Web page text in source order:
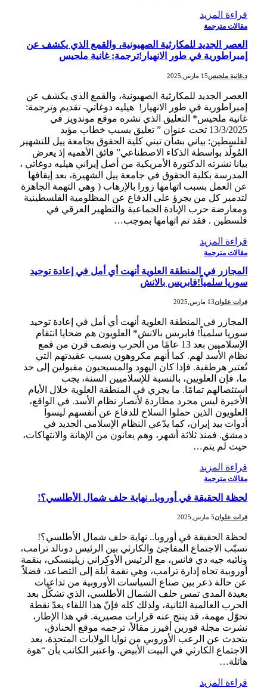
قراءة المزيد
مقالات مترجمة
العصر الجديد للمكارثية الصهيونية، والقمع الذي يكشف عن
إمبراطورية في طور الانهيار!ترجمة: غانية ملحيس
د.غانية ملحيس15 مارس,2025
العصر الجديد للمكارثية الصهيونية، والقمع الذي يكشف عن
إمبراطورية في طور الانهيار! هيليه دوغاتي- تقديم وترجمة:
غانية ملحيس* التعليق الذي نشره موقع موندويز في
13/3/2025 تحت عنوان ” تعليق بسبب خطاب مؤيد
لفلسطين: بياني بشأن تبني كلية الحقوق بجامعة ييل للتشهير
المُولّد بواسطة الذكاء الاصطناعي” فائق الأهميه إذ يعرض
بيانا نشرته الدكتورة الأمريكية من أصل إيراني هيليه دوغاتي ،
المدرسة بكلية الحقوق في جامعة ييل الشهيرة، بعد إيقافها
عن العمل بسبب اتهامها زورا بالإرهاب ( وهي التهمة الجاهزة
لتدمير كل من يجرؤ على الدفاع عن المظلومية الفلسطينية
ومعارضة حرب الإبادة الجماعية والتطهير العرقي في
فلسطين . فقد تم اتهامها بموجب…
قراءة المزيد
مقالات مترجمة
المجازر في المنطقة العلوية أنهت أي أمل في إعادة توحيد
سوريا سلمياً!فابريس بالانش
فرات علوان 13 مارس,2025
المجازر في المنطقة العلوية أنهت أي أمل في إعادة توحيد
سوريا سلمياً! فابريس بالانش* العلويون هم ضحايا انتقام
الإسلاميين بعد 13 عامًا من الحرب ونصف قرن من قمع
نظام الأسد لهم. كما أنهم مكروهون بسبب عقيدتهم التي
تُعتبر هرطقية. فإذا كان اليهود والمسيحيون مقبولين إلى حد
ما، فإن العلويين، بالنسبة للإسلاميين السنة، يجب
استئصالهم تمامًا. ما يجري في المنطقة العلوية خلال الأيام
الأخيرة ليس مجرد مطاردة لأنصار نظام الأسد. في الواقع،
العلويون الذين حملوا السلاح للدفاع عن أنفسهم ليسوا
أدوات بيد إيران، كما يدّعي النظام الإسلامي الجديد في
دمشق. فمنذ ثلاثة أشهر، وهم يعانون من الإهانة والانتهاكات،
حيث لم يتم…
قراءة المزيد
مقالات مترجمة
لحظة الحقيقة في أوروبا.. نهاية حلف شمال الأطلسي؟!
فرات علوان5 مارس,2025
لحظة الحقيقة في أوروبا.. نهاية حلف شمال الأطلسي؟!
تسبّب الاجتماع المفاجئ والكارثي بين الرئيس دونالد ترامب،
ونائبه جيه دي فانس، مع الرئيس الأوكراني زيلينسكي، بنقمة
أوروبية تجاه إدارة ترامب، وهي نقمة آيلة إلى التصاعد، فضلاً
عن حالة ذعر بين صناع السياسات الأوروبية من تداعيات
بعيدة المدى تمس حلف الشمال الأطلسي، الذي تشكّل بعد
الحرب العالمية الثانية، ولذلك كله فإنّ هذا اللقاء يعدّ نقطة
تحوّل مهمة، قد ينتج عنه قرارات مصيرية. في هذا الإطار،
نشرت مجلة فورين أفيرز مقالاً، ترجمه موقع الخنادق،
يتحدث عن الرعب الأوروبي من نوايا الولايات المتحدة، بعد
الاجتماع الكارثي في البيت الأبيض. واعتبر الكاتب بأن “هوة
هائلة…
قراءة المزيد